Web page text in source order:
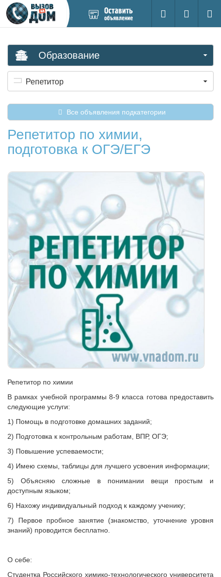
новое
Поиск
Вход на
Образование
Репетитор
Все объявления подкатегории
Репетитор по химии,
подготовка к ОГЭ/ЕГЭ
Репетитор по химии
В рамках учебной программы 8-9 класса готова предоставить
следующие услуги:
1) Помощь в подготовке домашних заданий;
2) Подготовка к контрольным работам, ВПР, ОГЭ;
3) Повышение успеваемости;
4) Имею схемы, таблицы для лучшего усвоения информации;
5) Объясняю сложные в понимании вещи простым и
доступным языком;
6) Нахожу индивидуальный подход к каждому ученику;
7) Первое пробное занятие (знакомство, уточнение уровня
знаний) проводится бесплатно.
О себе:
Студентка Российского химико-технологического университета